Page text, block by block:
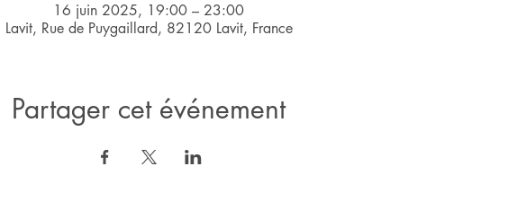
16 juin 2025, 19:00 – 23:00
Lavit, Rue de Puygaillard, 82120 Lavit, France
Partager cet événement